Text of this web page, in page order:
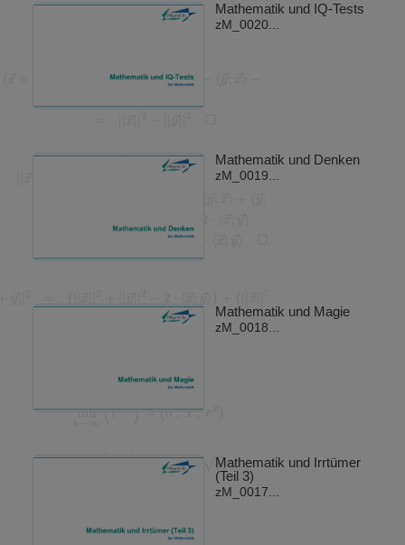
Mathematik und IQ-Tests
zM_0020...
Mathematik und Denken
zM_0019...
Mathematik und Magie
zM_0018...
Mathematik und Irrtümer
(Teil 3)
zM_0017...